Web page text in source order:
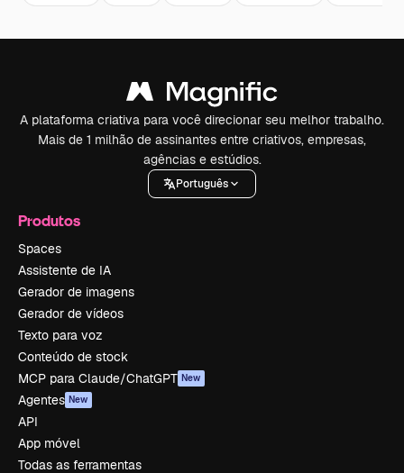
A plataforma criativa para você direcionar seu melhor trabalho.
Mais de 1 milhão de assinantes entre criativos, empresas,
agências e estúdios.
Português
Produtos
Spaces
Assistente de IA
Gerador de imagens
Gerador de vídeos
Texto para voz
Conteúdo de stock
MCP para Claude/ChatGPT New
Agentes New
API
App móvel
Todas as ferramentas